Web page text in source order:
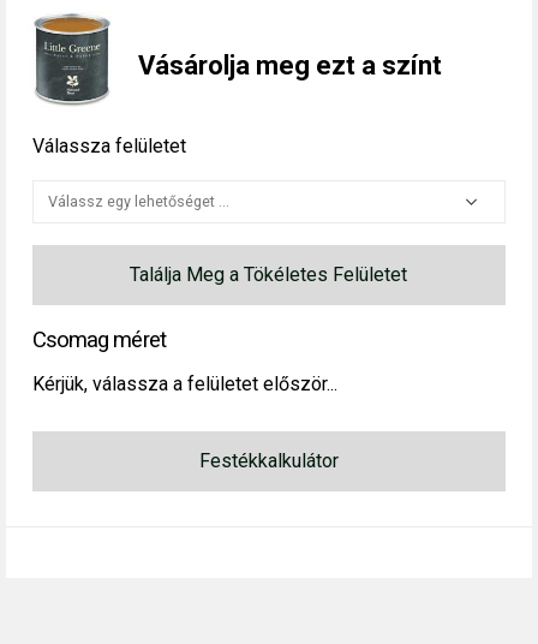
Vásárolja meg ezt a színt
Válassza felületet
Találja Meg a Tökéletes Felületet
Csomag méret
Kérjük, válassza a felületet először...
Festékkalkulátor